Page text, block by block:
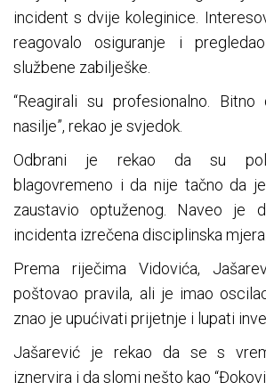
incident s dvije koleginice.
reagovalo osiguranje i
službene zabilješke.
“Reagirali su profesionalno.
nasilje”, rekao je svjedok.
Odbrani je rekao da su
blagovremeno i da nije tačno da
zaustavio optuženog. Naveo je
incidenta izrečena disciplinska mjera.
Prema riječima Vidovića,
poštovao pravila, ali je imao
znao je upućivati prijetnje i lupati
Jašarević je rekao da se s
iznervira i da slomi nešto kao